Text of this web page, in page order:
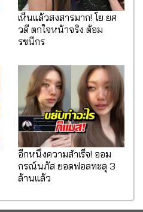
เห็นแล้วสงสารมาก! โย ยศ
วดี ตกใจหน้าจริง ต้อม
รชนีกร
อีกหนึ่งความสำเร็จ! ออม
กรณ์นภัส ยอดฟอลทะลุ 3
ล้านแล้ว